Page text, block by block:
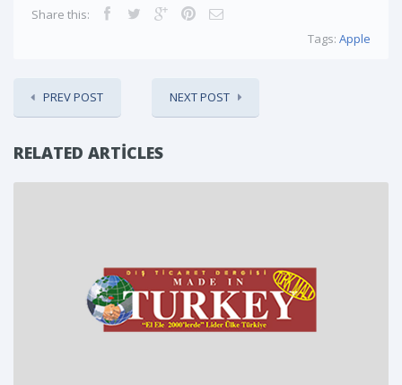
Share this:
Tags: Apple
PREV POST NEXT POST
RELATED ARTICLES